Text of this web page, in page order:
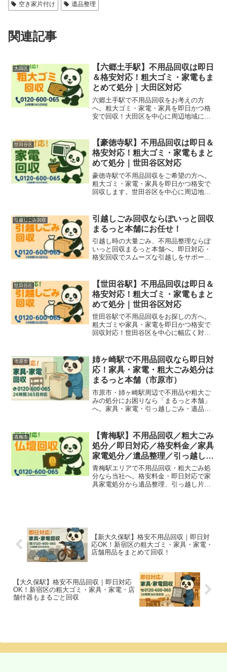
空き家片付け
遺品整理
関連記事
大田区
【六郷土手駅】不用品回収は即日
＆格安対応！粗大ゴミ・家電もま
とめて処分｜大田区対応
六郷土手駅で不用品回収をお考えの方
へ。粗大ゴミ・家電・家具を即日かつ格
安で回収！大田区を中心に周辺地域にも
世田谷区
【豪徳寺駅】不用品回収は即日＆
格安対応！粗大ゴミ・家電もまと
めて処分｜世田谷区対応
豪徳寺駅で不用品回収をご希望の方へ。
粗大ゴミ・家電・家具を即日かつ格安で
回収します。世田谷区を中心に周辺地域
引越しごみ回収
引越しごみ回収ならぽいっと回収
まるっと本舗にお任せ！
引越し時の大量ごみ、不用品整理ならぽ
いっと回収まるっと本舗へ。即日対応・
格安回収でスムーズな引越しをサポー
世田谷区
【世田谷駅】不用品回収は即日＆
格安対応！粗大ゴミ・家電もまと
めて処分｜世田谷区対応
世田谷駅で不用品回収をお探しの方へ。
粗大ゴミや家具・家電を即日かつ格安で
回収対応！世田谷区を中心に幅広く対
市原市
姉ヶ崎駅で不用品回収なら即日対
応！家具・家電・粗大ごみ処分は
まるっと本舗（市原市）
市原市・姉ヶ崎駅周辺で不用品や粗大ご
みの処分にお困りなら「まるっと本舗」
へ。家具・家電・引っ越しごみ・遺品整
青梅市
【青梅駅】不用品回収／粗大ごみ
処分／即日対応／格安料金／家具
家電処分／遺品整理／引っ越し片
付け
青梅駅エリアで不用品回収・粗大ごみ処
分なら当社へ。格安料金・即日対応で家
具家電処分から遺品整理、引っ越し片付
【新大久保駅】格安不用品回収｜即日対
応OK！新宿区の粗大ゴミ・家具・家電・
店舗用品をまとめて回収！
【大久保駅】格安不用品回収｜即日対応
OK！新宿区の粗大ゴミ・家具・家電・店
舗什器もまるごと回収